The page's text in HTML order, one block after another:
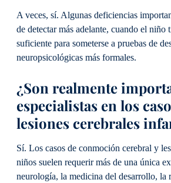
A veces, sí. Algunas deficiencias
de detectar más adelante, cuando el niño
suficiente para someterse a pruebas de
neuropsicológicas más formales.
¿Son realmente
especialistas en los
lesiones cerebrales
Sí. Los casos de conmoción cerebral y
niños suelen requerir más de una única
neurología, la medicina del desarrollo, la